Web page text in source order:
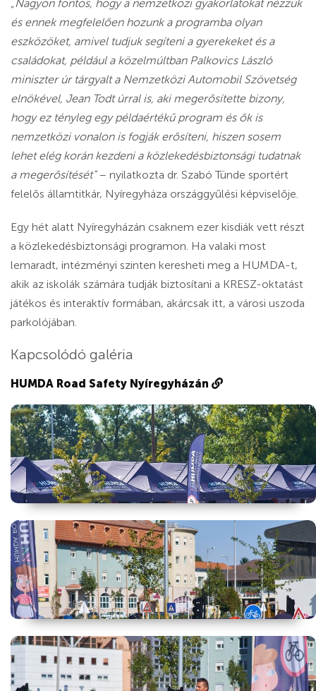
„Nagyon fontos, hogy a nemzetközi gyakorlatokat nézzük
és ennek megfelelően hozunk a programba olyan
eszközöket, amivel tudjuk segíteni a gyerekeket és a
családokat, például a közelmúltban Palkovics László
miniszter úr tárgyalt a Nemzetközi Automobil Szövetség
elnökével, Jean Todt úrral is, aki megerősítette bizony,
hogy ez tényleg egy példaértékű program és ők is
nemzetközi vonalon is fogják erősíteni, hiszen sosem
lehet elég korán kezdeni a közlekedésbiztonsági tudatnak
a megerősítését”– nyilatkozta dr. Szabó Tünde sportért
felelős államtitkár, Nyíregyháza országgyűlési képviselője.
Egy hét alatt Nyíregyházán csaknem ezer kisdiák vett részt
a közlekedésbiztonsági programon. Ha valaki most
lemaradt, intézményi szinten keresheti meg a HUMDA-t,
akik az iskolák számára tudják biztosítani a KRESZ-oktatást
játékos és interaktív formában, akárcsak itt, a városi uszoda
parkolójában.
Kapcsolódó galéria
HUMDA Road Safety Nyíregyházán